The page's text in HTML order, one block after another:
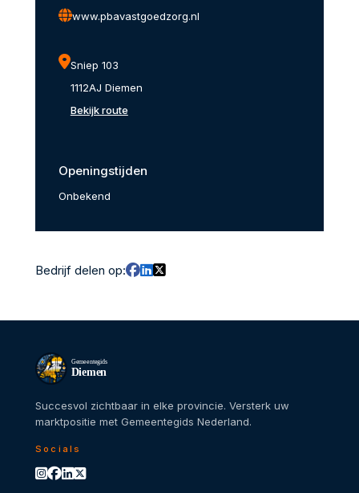
www.pbavastgoedzorg.nl
Sniep 103
1112AJ Diemen
Bekijk route
Openingstijden
Onbekend
Bedrijf delen op:
Gemeentegids
Diemen
Succesvol zichtbaar in elke provincie. Versterk uw
marktpositie met Gemeentegids Nederland.
Socials